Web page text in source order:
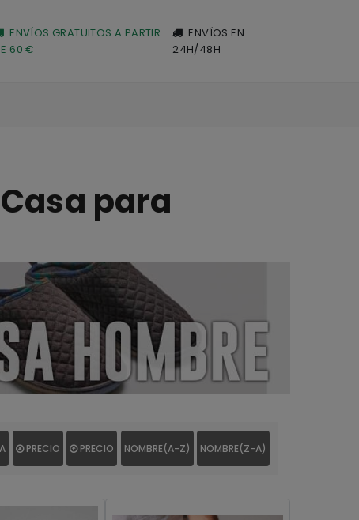
ENVÍOS GRATUITOS A PARTIR
60 €
ENVÍOS EN
24H/48H
para
PRECIO PRECIO NOMBRE(A-Z) NOMBRE(Z-A)